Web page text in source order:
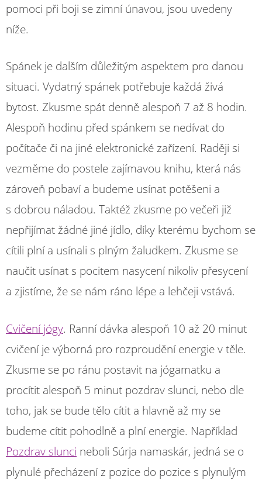
pomoci při boji se zimní únavou, jsou uvedeny
níže.
Spánek je dalším důležitým aspektem pro danou
situaci. Vydatný spánek potřebuje každá živá
bytost. Zkusme spát denně alespoň 7 až 8 hodin.
Alespoň hodinu před spánkem se nedívat do
počítače či na jiné elektronické zařízení. Raději si
vezměme do postele zajímavou knihu, která nás
zároveň pobaví a budeme usínat potěšeni a
s dobrou náladou. Taktéž zkusme po večeři již
nepřijímat žádné jiné jídlo, díky kterému bychom se
cítili plní a usínali s plným žaludkem. Zkusme se
naučit usínat s pocitem nasycení nikoliv přesycení
a zjistíme, že se nám ráno lépe a lehčeji vstává.
Cvičení jógy. Ranní dávka alespoň 10 až 20 minut
cvičení je výborná pro rozproudění energie v těle.
Zkusme se po ránu postavit na jógamatku a
procítit alespoň 5 minut pozdrav slunci, nebo dle
toho, jak se bude tělo cítit a hlavně až my se
budeme cítit pohodlně a plní energie. Například
Pozdrav slunci neboli Súrja namaskár, jedná se o
plynulé přecházení z pozice do pozice s plynulým